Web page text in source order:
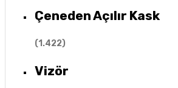
Çeneden Açılır Kask
(1.422)
Vizör